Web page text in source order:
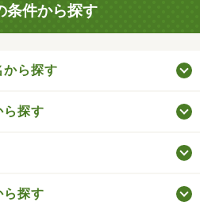
条件から探す
ら探す
ら探す
ら探す